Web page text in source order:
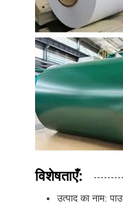
विशेषताएँ:
उत्पाद का नाम: